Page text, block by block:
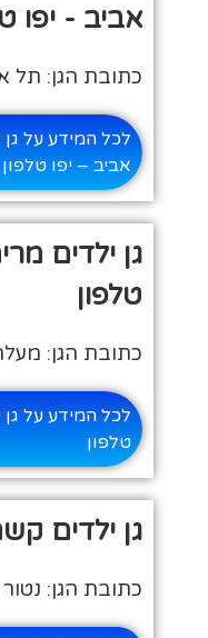
אביב - יפו
כתובת הגן: תל
לכל המידע על גן
אביב – יפו טלפון
גן ילדים
טלפון
כתובת הגן:
לכל המידע על גן
טלפון
גן ילדים
כתובת הגן: נטור